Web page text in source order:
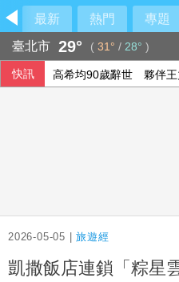
最新 熱門 專題
臺北市 29° ( 31° / 28° )
快訊 高希均90歲辭世 夥伴王
2026-05-05 |旅遊經
凱撒飯店連鎖「粽星